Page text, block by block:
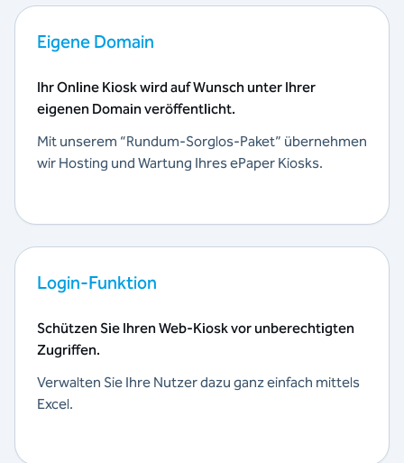
Eigene Domain
Ihr Online Kiosk wird auf Wunsch unter Ihrer
eigenen Domain veröffentlicht.
Mit unserem “Rundum-Sorglos-Paket” übernehmen
wir Hosting und Wartung Ihres ePaper Kiosks.
Login-Funktion
Schützen Sie Ihren Web-Kiosk vor unberechtigten
Zugriffen.
Verwalten Sie Ihre Nutzer dazu ganz einfach mittels
Excel.